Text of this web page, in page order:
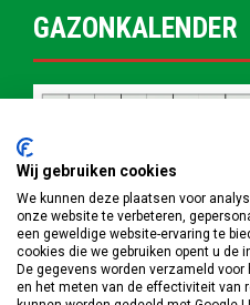
GAZONKALENDER
Wij gebruiken cookies
We kunnen deze plaatsen voor
onze website te verbeteren,
een geweldige website-ervaring te
cookies die we gebruiken opent u de
De gegevens worden verzameld
en het meten van de effectiviteit van